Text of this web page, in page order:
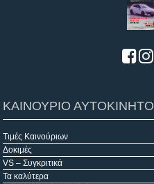
ΚΑΙΝΟΥΡΙΟ ΑΥΤΟΚΙΝΗΤΟ
Τιμές Καινούριων
Δοκιμές
VS – Συγκριτικά
Τα καλύτερα